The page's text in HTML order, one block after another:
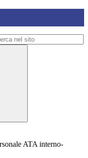
ATA interno-